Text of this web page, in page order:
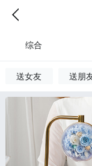
综合
送女友 送朋